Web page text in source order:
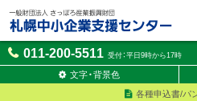
011-200-5511 受付：平日9時から17時
文字・背景色
各種申込書/パ
一般財団法人さっぽろ産業
振興財団 札幌中小企業支援
センター